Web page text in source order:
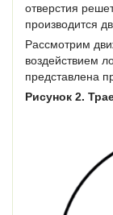
отверстия
производится
Рассмотрим
воздействием
представлена
Рисунок 2.